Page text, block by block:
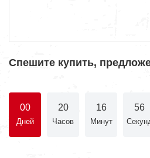
Спешите купить,
00
Дней
20
Часов
16
Минут
56